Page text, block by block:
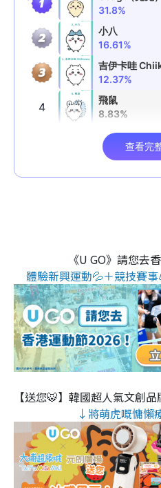
《U GO》請您去
體驗新興運動💦＋競技賽
【送您🐯】韓國超人氣文創
↓將萌虎嘅慵懶